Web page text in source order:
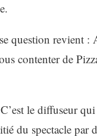
question revient
contenter de
le diffuseur
du spectacle par